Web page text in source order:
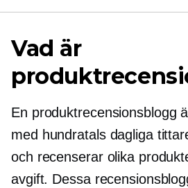
Vad är
En produktrecensionsblogg
med hundratals dagliga
och recenserar olika
avgift. Dessa